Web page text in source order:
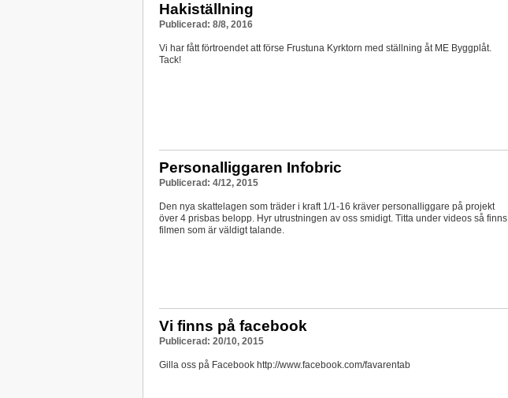
Hakiställning
Publicerad: 8/8, 2016
Vi har fått förtroendet att förse Frustuna Kyrktorn med ställning åt ME Byggplåt.
Tack!
Personalliggaren Infobric
Publicerad: 4/12, 2015
Den nya skattelagen som träder i kraft 1/1-16 kräver personalliggare på projekt
över 4 prisbas belopp. Hyr utrustningen av oss smidigt. Titta under videos så finns
filmen som är väldigt talande.
Vi finns på facebook
Publicerad: 20/10, 2015
Gilla oss på Facebook http://www.facebook.com/favarentab